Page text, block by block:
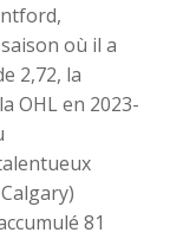
où il a
2,72, la
OHL en 2023-
81